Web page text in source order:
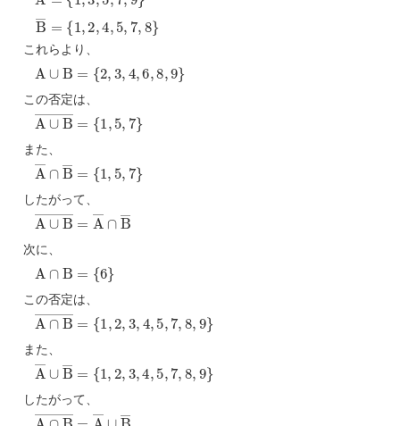
これらより、
A ∪ B= 3, 4, ,8 ,9 }
この否定は、
A∪B― {1 5, 7}
また、
A ― ∩ ―=
1,5 ,7 }
したがって、
A∪B― A― ∩B
次に、
A ∩ B=
この否定は、
A∩B― {1 2, ,4 5 ,7 8 9
また、
A ― ∪ ―=
1,2 , 3 ,4 7,8 ,9
したがって、
A∩B― A―∪B